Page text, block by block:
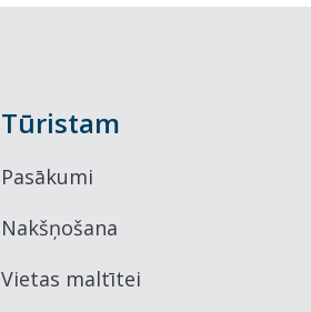
Tūristam
Pasākumi
Nakšņošana
Vietas maltītei